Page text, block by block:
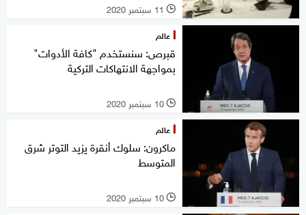
l 11 سبتمبر 2020
عالم
قبرص: سنستخدم "كافة الأدوات"
بمواجهة الانتهاكات التركية
l 10 سبتمبر 2020
عالم
ماكرون: سلوك أنقرة يزيد التوتر شرق
المتوسط
l 10 سبتمبر 2020